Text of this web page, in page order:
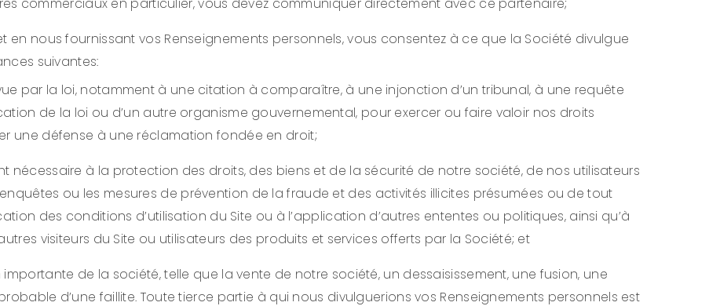
commerciaux en particulier, vous devez communiquer directement avec ce partenaire;
en nous fournissant vos Renseignements personnels, vous consentez à ce que la Société divulgue
suivantes:
par la loi, notamment à une citation à comparaître, à une injonction d’un tribunal, à une requête
de la loi ou d’un autre organisme gouvernemental, pour exercer ou faire valoir nos droits
une défense à une réclamation fondée en droit;
nécessaire à la protection des droits, des biens et de la sécurité de notre société, de nos utilisateurs
ou les mesures de prévention de la fraude et des activités illicites présumées ou de tout
des conditions d’utilisation du Site ou à l’application d’autres ententes ou politiques, ainsi qu’à
visiteurs du Site ou utilisateurs des produits et services offerts par la Société; et
de la société, telle que la vente de notre société, un dessaisissement, une fusion, une
d’une faillite. Toute tierce partie à qui nous divulguerions vos Renseignements personnels est